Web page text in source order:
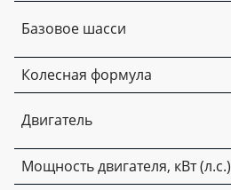
Базовое шасси
Колесная формула
Двигатель
Мощность двигателя, кВт (л.с.)